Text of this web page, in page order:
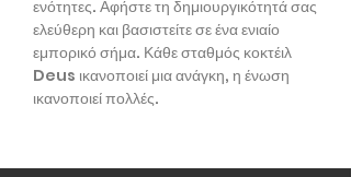
ενότητες. Αφήστε τη δημιουργικότητά σας
ελεύθερη και βασιστείτε σε ένα ενιαίο
εμπορικό σήμα. Κάθε σταθμός κοκτέιλ
Deus ικανοποιεί μια ανάγκη, η ένωση
ικανοποιεί πολλές.